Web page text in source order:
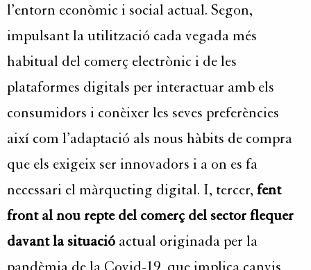
l’entorn econòmic i social actual. Segon,
impulsant la utilització cada vegada més
habitual del comerç electrònic i de les
plataformes digitals per interactuar amb els
consumidors i conèixer les seves preferències
així com l’adaptació als nous hàbits de compra
que els exigeix ser innovadors i a on es fa
necessari el màrqueting digital. I, tercer, fent
front al nou repte del comerç del sector flequer
davant la situació actual originada per la